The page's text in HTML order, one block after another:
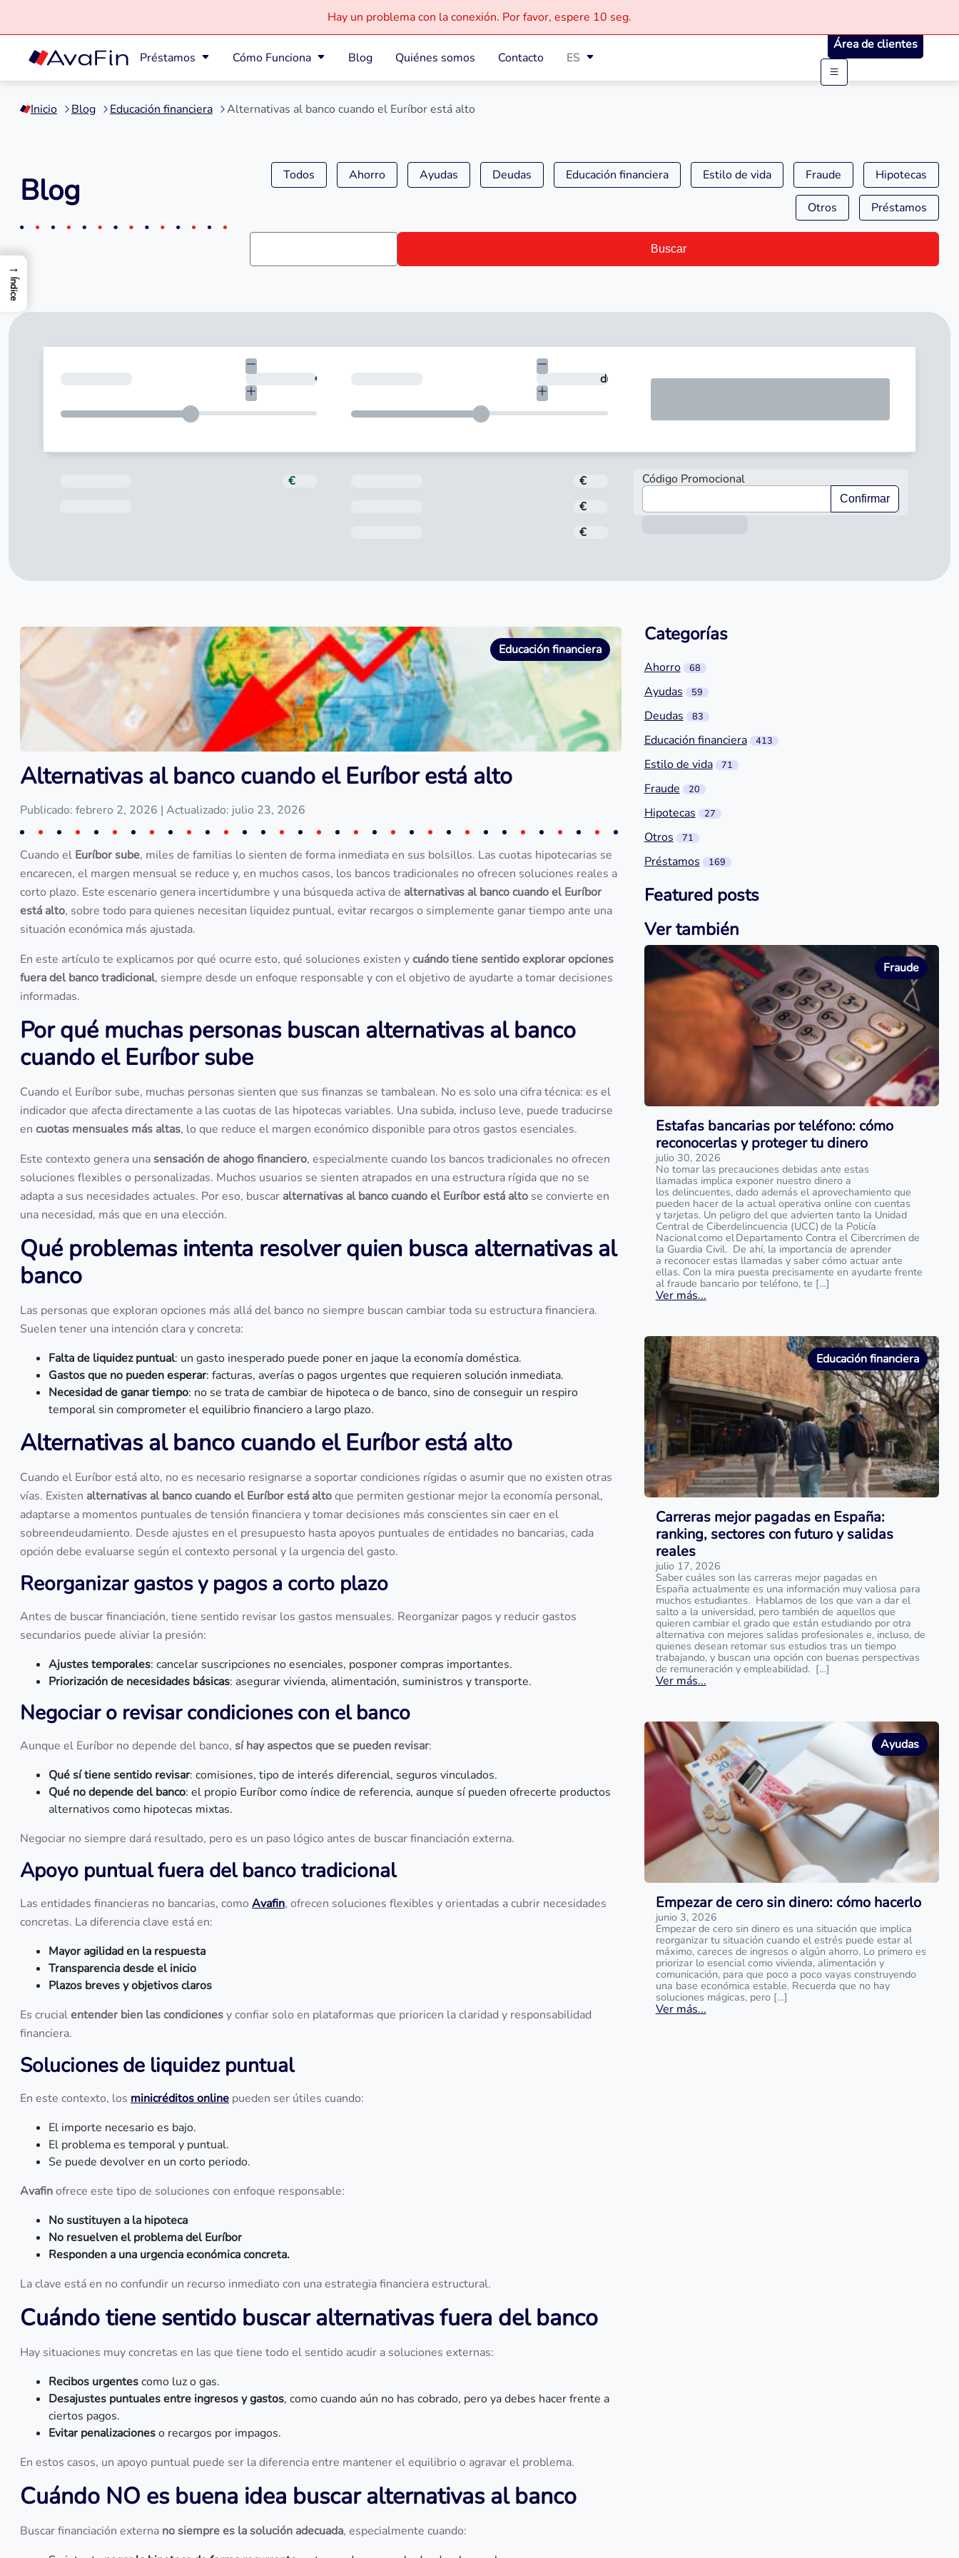
Saltar
contenido
Hay un problema con la conexión. Por favor, espere 10 seg.
Préstamos Cómo Funciona Blog Quiénes somos Contacto ES
Área de clientes
Inicio Blog Educación financiera Alternativas al banco cuando el Euríbor está alto
Blog Todos Ahorro Ayudas Deudas Educación financiera Estilo de vida Fraude Hipotecas
Otros Préstamos
Buscar
€ ¿En cuántos días quieres devolverlo?días
€
€
€
€
Código Promocional
Confirmar
Educación financiera
Alternativas al banco cuando el Euríbor está alto
Publicado: febrero 2, 2026 | Actualizado: julio 23, 2026
Cuando el Euríbor sube, miles de familias lo sienten de forma inmediata en sus bolsillos. Las cuotas hipotecarias se
encarecen, el margen mensual se reduce y, en muchos casos, los bancos tradicionales no ofrecen soluciones reales a
corto plazo. Este escenario genera incertidumbre y una búsqueda activa de alternativas al banco cuando el Euríbor
está alto, sobre todo para quienes necesitan liquidez puntual, evitar recargos o simplemente ganar tiempo ante una
situación económica más ajustada.
En este artículo te explicamos por qué ocurre esto, qué soluciones existen ycuándo tiene sentido explorar opciones
fuera del banco tradicional, siempre desde un enfoque responsable y con el objetivo de ayudarte a tomar decisiones
informadas.
Por qué muchas personas buscan alternativas al banco
cuando el Euríbor sube
Cuando el Euríbor sube, muchas personas sienten que sus finanzas se tambalean. No es solo una cifra técnica: es el
indicador que afecta directamente a las cuotas de las hipotecas variables. Una subida, incluso leve, puede traducirse
en cuotas mensuales más altas, lo que reduce el margen económico disponible para otros gastos esenciales.
Este contexto genera unasensación de ahogo financiero, especialmente cuando los bancos tradicionales no ofrecen
soluciones flexibles o personalizadas. Muchos usuarios se sienten atrapados en una estructura rígida que no se
adapta a sus necesidades actuales. Por eso, buscar alternativas al banco cuando el Euríbor está alto se convierte en
una necesidad, más que en una elección.
Qué problemas intenta resolver quien busca alternativas al
banco
Las personas que exploran opciones más allá del banco no siempre buscan cambiar toda su estructura financiera.
Suelen tener una intención clara y concreta:
Falta de liquidez puntual: un gasto inesperado puede poner en jaque la economía doméstica.
Gastos que no pueden esperar: facturas, averías o pagos urgentes que requieren solución inmediata.
Necesidad de ganar tiempo: no se trata de cambiar de hipoteca o de banco, sino de conseguir un respiro
temporal sin comprometer el equilibrio financiero a largo plazo.
Alternativas al banco cuando el Euríbor está alto
Cuando el Euríbor está alto, no es necesario resignarse a soportar condiciones rígidas o asumir que no existen otras
vías. Existen alternativas al banco cuando el Euríbor está altoque permiten gestionar mejor la economía personal,
adaptarse a momentos puntuales de tensión financiera y tomar decisiones más conscientes sin caer en el
sobreendeudamiento. Desde ajustes en el presupuesto hasta apoyos puntuales de entidades no bancarias, cada
opción debe evaluarse según el contexto personal y la urgencia del gasto.
Reorganizar gastos y pagos a corto plazo
Antes de buscar financiación, tiene sentido revisar los gastos mensuales. Reorganizar pagos y reducir gastos
secundarios puede aliviar la presión:
Ajustes temporales: cancelar suscripciones no esenciales, posponer compras importantes.
Priorización de necesidades básicas: asegurar vivienda, alimentación, suministros y transporte.
Negociar o revisar condiciones con el banco
Aunque el Euríbor no depende del banco, sí hay aspectos que se pueden revisar:
Qué sí tiene sentido revisar: comisiones, tipo de interés diferencial, seguros vinculados.
Qué no depende del banco: el propio Euríbor como índice de referencia, aunque sí pueden ofrecerte productos
alternativos como hipotecas mixtas.
Negociar no siempre dará resultado, pero es un paso lógico antes de buscar financiación externa.
Apoyo puntual fuera del banco tradicional
Las entidades financieras no bancarias, como Avafin, ofrecen soluciones flexibles y orientadas a cubrir necesidades
concretas. La diferencia clave está en:
Mayor agilidad en la respuesta
Transparencia desde el inicio
Plazos breves y objetivos claros
Es crucialentender bien las condicionesy confiar solo en plataformas que prioricen la claridad y responsabilidad
financiera.
Soluciones de liquidez puntual
En este contexto, los minicréditos online pueden ser útiles cuando:
El importe necesario es bajo.
El problema es temporal y puntual.
Se puede devolver en un corto periodo.
Avafinofrece este tipo de soluciones con enfoque responsable:
No sustituyen a la hipoteca
No resuelven el problema del Euríbor
Responden a una urgencia económica concreta.
La clave está en no confundir un recurso inmediato con una estrategia financiera estructural.
Cuándo tiene sentido buscar alternativas fuera del banco
Hay situaciones muy concretas en las que tiene todo el sentido acudir a soluciones externas:
Recibos urgentescomo luz o gas.
Desajustes puntuales entre ingresos y gastos, como cuando aún no has cobrado, pero ya debes hacer frente a
ciertos pagos.
Evitar penalizacioneso recargos por impagos.
En estos casos, un apoyo puntual puede ser la diferencia entre mantener el equilibrio o agravar el problema.
Cuándo NO es buena idea buscar alternativas al banco
Buscar financiación externa no siempre es la solución adecuada, especialmente cuando:
Categorías
Ahorro 68
Ayudas 59
Deudas 83
Educación financiera 413
Estilo de vida 71
Fraude 20
Hipotecas 27
Otros 71
Préstamos 169
Featured posts
Ver también
Fraude
Estafas bancarias por teléfono: cómo
reconocerlas y proteger tu dinero
julio 30, 2026
No tomar las precauciones debidas ante estas
llamadas implica exponer nuestro dinero a
los delincuentes, dado además el aprovechamiento que
pueden hacer de la actual operativa online con cuentas
y tarjetas. Un peligro del que advierten tanto la Unidad
Central de Ciberdelincuencia (UCC) de la Policía
Nacional como el Departamento Contra el Cibercrimen de
la Guardia Civil. De ahí, la importancia de aprender
a reconocer estas llamadas y saber cómo actuar ante
ellas. Con la mira puesta precisamente en ayudarte frente
al fraude bancario por teléfono, te […]
Ver más...
Educación financiera
Carreras mejor pagadas en España:
ranking, sectores con futuro y salidas
reales
julio 17, 2026
Saber cuáles son las carreras mejor pagadas en
España actualmente es una información muy valiosa para
muchos estudiantes. Hablamos de los que van a dar el
salto a la universidad, pero también de aquellos que
quieren cambiar el grado que están estudiando por otra
alternativa con mejores salidas profesionales e, incluso, de
quienes desean retomar sus estudios tras un tiempo
trabajando, y buscan una opción con buenas perspectivas
de remuneración y empleabilidad. […]
Ver más...
Ayudas
Empezar de cero sin dinero: cómo hacerlo
junio 3, 2026
Empezar de cero sin dinero es una situación que implica
reorganizar tu situación cuando el estrés puede estar al
máximo, careces de ingresos o algún ahorro. Lo primero es
priorizar lo esencial como vivienda, alimentación y
comunicación, para que poco a poco vayas construyendo
una base económica estable. Recuerda que no hay
soluciones mágicas, pero […]
Ver más...
→
Índice